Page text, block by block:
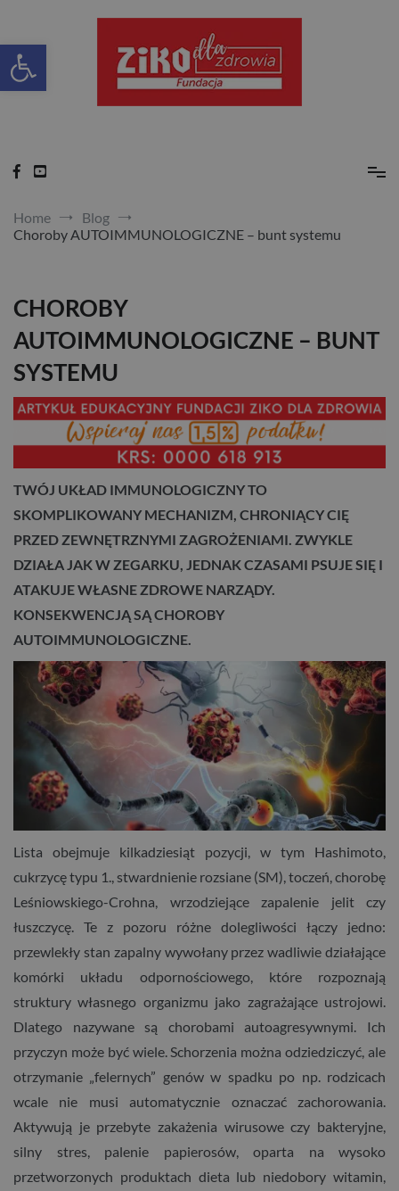
content
Home
Blog
Choroby AUTOIMMUNOLOGICZNE – bunt systemu
CHOROBY
AUTOIMMUNOLOGICZNE – BUNT
SYSTEMU
TWÓJ UKŁAD IMMUNOLOGICZNY TO
SKOMPLIKOWANY MECHANIZM, CHRONIĄCY CIĘ
PRZED ZEWNĘTRZNYMI ZAGROŻENIAMI. ZWYKLE
DZIAŁA JAK W ZEGARKU, JEDNAK CZASAMI PSUJE SIĘ I
ATAKUJE WŁASNE ZDROWE NARZĄDY.
KONSEKWENCJĄ SĄ CHOROBY
AUTOIMMUNOLOGICZNE.
Lista obejmuje kilkadziesiąt pozycji, w tym Hashimoto,
cukrzycę typu 1., stwardnienie rozsiane (SM), toczeń, chorobę
Leśniowskiego-Crohna, wrzodziejące zapalenie jelit czy
łuszczycę. Te z pozoru różne dolegliwości łączy jedno:
przewlekły stan zapalny wywołany przez wadliwie działające
komórki układu odpornościowego, które rozpoznają
struktury własnego organizmu jako zagrażające ustrojowi.
Dlatego nazywane są chorobami autoagresywnymi. Ich
przyczyn może być wiele. Schorzenia można odziedziczyć, ale
otrzymanie „felernych” genów w spadku po np. rodzicach
wcale nie musi automatycznie oznaczać zachorowania.
Aktywują je przebyte zakażenia wirusowe czy bakteryjne,
silny stres, palenie papierosów, oparta na wysoko
przetworzonych produktach dieta lub niedobory witamin,
Otwórz pasek narzędzi